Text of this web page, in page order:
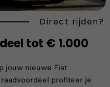
Direct rijden?
tot € 1.000
jouw nieuwe Fiat
profiteer je